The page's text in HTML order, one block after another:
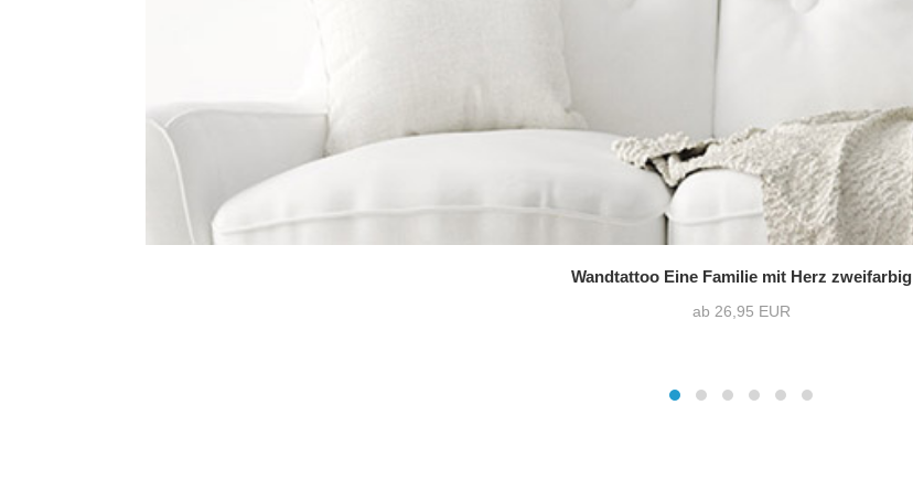
Wandtattoo Eine Familie mit Herz zweifarbig
ab 26,95 EUR